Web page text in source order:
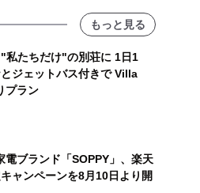
もっと見る
私たちだけ"の別荘に 1日1
ジェットバス付きで Villa
プラン
ブランド「SOPPY」、楽天
ャンペーンを8月10日より開